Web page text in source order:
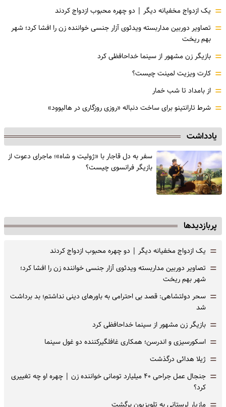
= یک ازدواج مخفیانه دیگر | دو چهره محبوب ازدواج کردند
= تصاویر دوربین مداربسته ویدئوی آزار جنسی خواننده زن را افشا کرد؛ شهر
بهم ریخت
= بازیگر زن مشهور از سینما خداحافظی کرد
= کارت ویزیت لمینت چیست؟
= از بامداد تا شب خمار
= شرط تارانتینو برای ساخت دنباله «روزی روزگاری در هالیوود»
یادداشت
سفر به دل قاجار با «ژولیت و شاه»؛ ماجرای دعوت از
‌بازیگر فرانسوی چیست؟
پربازدیدها
= یک ازدواج مخفیانه دیگر | دو چهره محبوب ازدواج کردند
= تصاویر دوربین مداربسته ویدئوی آزار جنسی خواننده زن را افشا کرد؛
شهر بهم ریخت
= سحر دولتشاهی: قصد بی احترامی به باورهای دینی نداشتم؛ بد برداشت
شد
= بازیگر زن مشهور از سینما خداحافظی کرد
= اسکورسیزی و اندرسن؛ همکاری غافلگیرکننده دو غول سینما
= ژیلا هدائی درگذشت
=
جنجال عمل جراحی ۴۰ میلیارد تومانی خواننده زن | چهره او چه تغییری
کرد؟
مازیار لرستانی به تلویزیون برگشت